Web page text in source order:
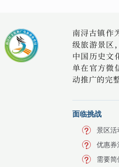
南浔古镇作
级旅游景区
中国历史文
单在官方微
动推广的完
面临挑战
景区活
优惠券
需要